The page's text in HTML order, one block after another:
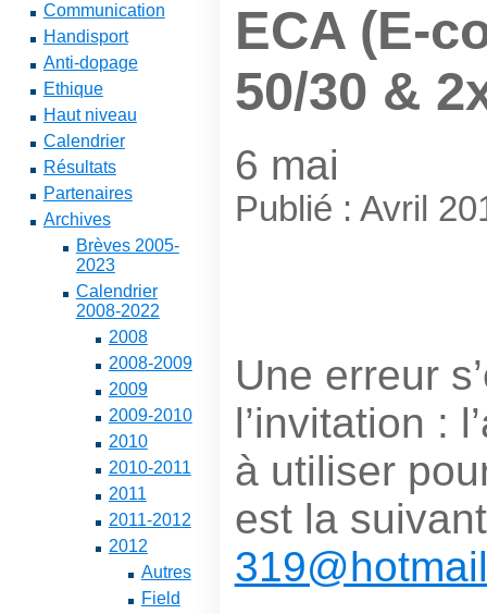
Communication
Handisport
Anti-dopage
Ethique
Haut niveau
Calendrier
Résultats
Partenaires
Archives
Brèves 2005-
2023
Calendrier
2008-2022
2008
2008-2009
2009
2009-2010
2010
2010-2011
2011
2011-2012
2012
Autres
Field
ECA (E-
50/30 &
6 mai
Publié : Avril
Une erreur
l’invitation :
à utiliser
est la